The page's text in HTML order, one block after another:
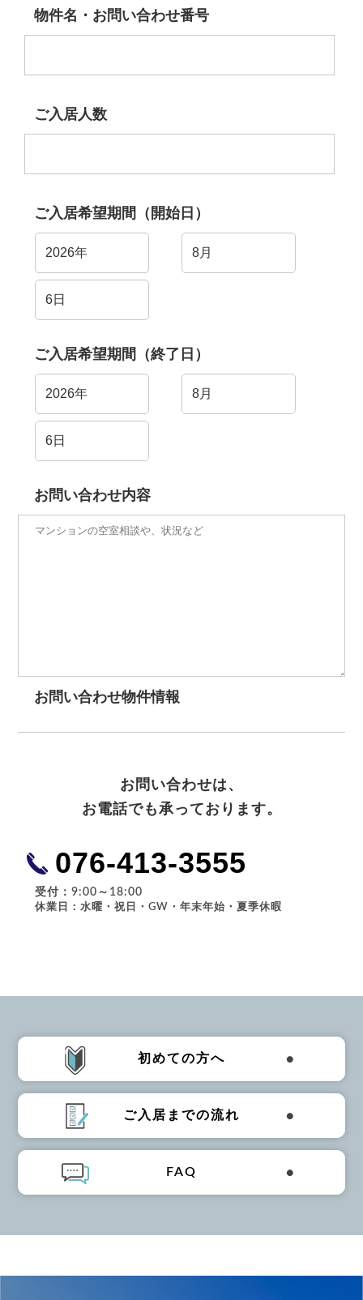
物件名・お問い合わせ番号
ご入居人数
ご入居希望期間（開始日）
ご入居希望期間（終了日）
お問い合わせ内容
お問い合わせ物件情報
お問い合わせは、
お電話でも承っております。
076-413-3555
受付：9:00～18:00
休業日：水曜・祝日・GW・年末年始・夏季休暇
初めての方へ
ご入居までの流れ
FAQ